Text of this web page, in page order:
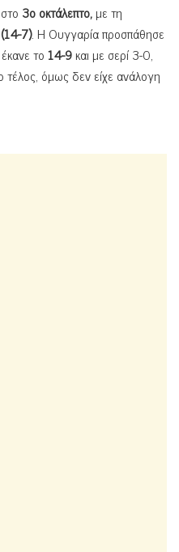
3ο οκτάλεπτο,με τη
(14-7). Η Ουγγαρία προσπάθησε
το14-9και με σερί 3-0,
τέλος, όμως δεν είχε ανάλογη